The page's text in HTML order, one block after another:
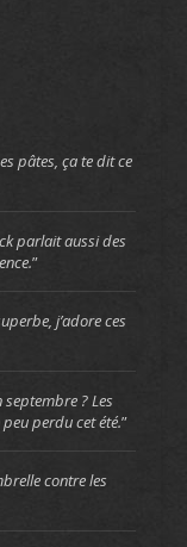
pâtes, ça te dit ce
parlait aussi des
”
j’adore ces
septembre ? Les
perdu cet été.”
contre les